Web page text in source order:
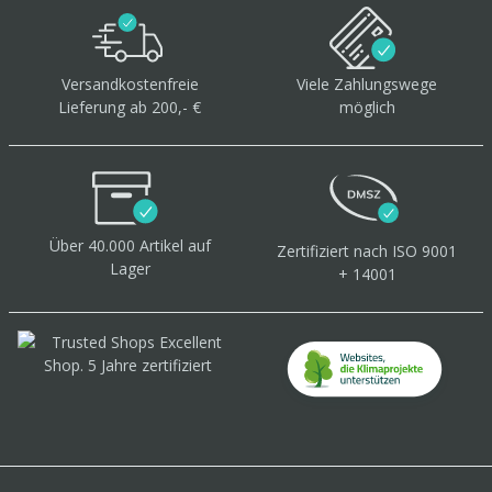
Versandkostenfreie
Lieferung ab 200,- €
Viele Zahlungswege
möglich
Über 40.000 Artikel auf
Lager
Zertifiziert nach ISO 9001
+ 14001